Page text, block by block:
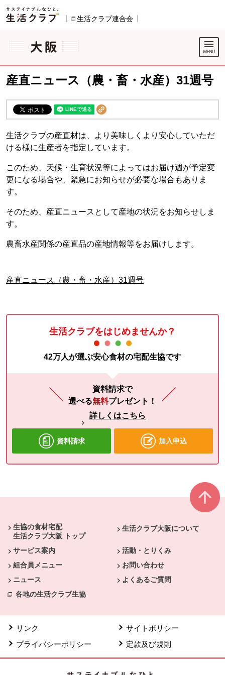
ページの先頭です。
生活クラブ連合会
ここからサイト内共通メニューです。
サイト内共通メニューをスキップする
サイト内共通メニューここまで。
産直ニュース（農・畜・水産）31週号
生活クラブの産直材は、より美味しくより安心していただ
ける様に生産者を指定しています。
このため、天候・生育状況等によってはお届け週が予定変
更になる場合や、緊急にお知らせが必要な場合もありま
す。
そのため、産直ニュースとして産地の状況をお知らせしま
す。
農畜水産関係の産直品の産地情報等をお届けします。
産直ニュース（農・畜・水産）31週号
生活クラブをはじめませんか？
42万人が選ぶ安心食材の宅配生協です
資料請求で
選べる無料プレゼント！
詳しくはこちら
資料請求 加入申込
生協の食材宅配
生活クラブ大阪 トップ
生活クラブ大阪について
サービス案内
活動・とりくみ
組合員メニュー
お問い合わせ
ニュース
よくあるご質問
各地の生活クラブ生協
リンク
サイトポリシー
プライバシーポリシー
定款及び規則